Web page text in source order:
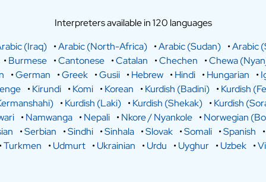
Interpreters available in 120 languages
(Iraq) •Arabic (North-Africa) •Arabic (Sudan) •Arabic
•Burmese •Cantonese •Catalan •Chechen •Chewa
•German •Greek •Gusii •Hebrew •Hindi •Hungarian •
•Kirundi •Komi •Korean •Kurdish (Badini) •Kurdish
•Kurdish (Laki) •Kurdish (Shekak) •Kurdish
•Namwanga •Nepali •Nkore / Nyankole •Norwegian
•Serbian •Sindhi •Sinhala •Slovak •Somali •Spanish
Turkmen •Udmurt •Ukrainian •Urdu •Uyghur •Uzbek •